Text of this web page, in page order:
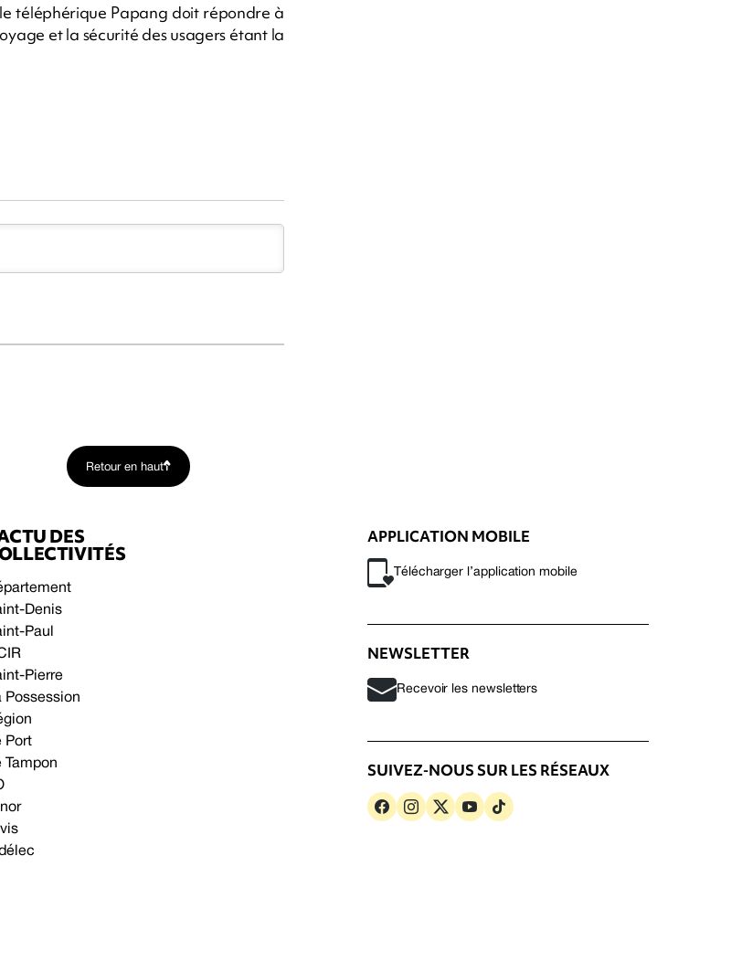
téléphérique Papang doit répondre à
et la sécurité des usagers étant la
Retour en haut
DES
Denis
Paul
Pierre
Possession
Port
Tampon
APPLICATION MOBILE
Télécharger l’application mobile
NEWSLETTER
Recevoir les newsletters
SUIVEZ-NOUS SUR LES RÉSEAUX